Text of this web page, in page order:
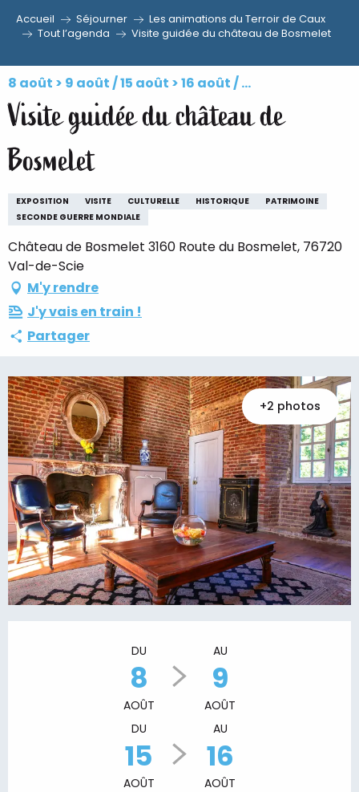
Aller
contenu
principal
Accueil Séjourner
Les animations du Terroir de Caux
Tout l’agenda
Visite guidée du château de Bosmelet
8 août > 9 août / 15 août > 16 août / ...
Visite guidée du château de
Bosmelet
EXPOSITION VISITE CULTURELLE HISTORIQUE
PATRIMOINE
SECONDE GUERRE MONDIALE
Château de Bosmelet 3160 Route du Bosmelet, 76720
Val-de-Scie
M'y rendre
J'y vais en train !
Partager
+2 photos
DU
8
AOÛT
AU
9
AOÛT
DU
15
AOÛT
AU
16
AOÛT